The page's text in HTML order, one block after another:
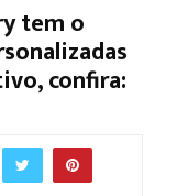
tem o
confira: